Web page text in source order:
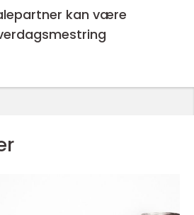
kan være